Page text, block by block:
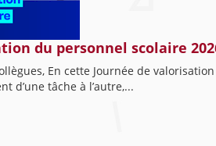
du personnel scolaire
En cette Journée de
d’une tâche à l’autre,...